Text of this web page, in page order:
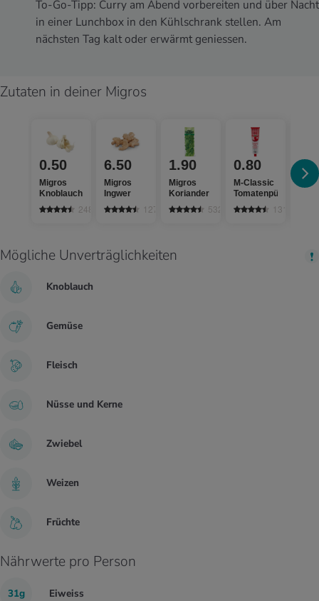
To-Go-Tipp: Curry am Abend vorbereiten und über Nacht
in einer Lunchbox in den Kühlschrank stellen. Am
nächsten Tag kalt oder erwärmt geniessen.
Zutaten in deiner Migros
0.50
Migros
Knoblauch
2480
6.50
Migros
Ingwer
1279
1.90
Migros
Koriander
532
0.80
M-Classic
Tomatenpüree
1311
Mögliche Unverträglichkeiten
Knoblauch
Gemüse
Fleisch
Nüsse und Kerne
Zwiebel
Weizen
Früchte
Nährwerte pro Person
31g Eiweiss